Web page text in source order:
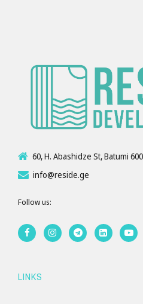
60, H. Abashidze St, Batumi
info@reside.ge
Follow us:
LINKS